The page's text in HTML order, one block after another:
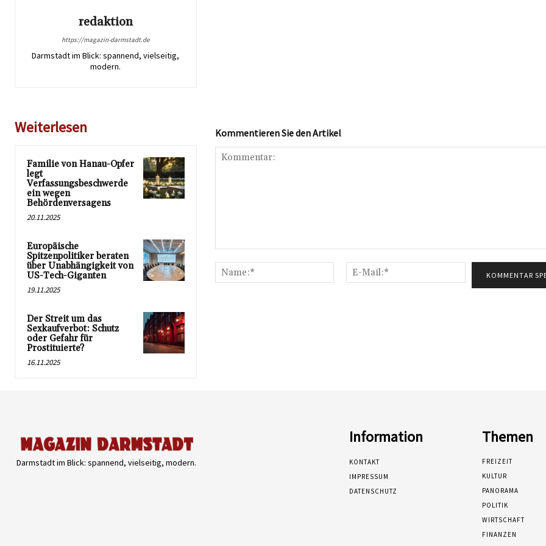
redaktion
https://magazin-darmstadt.de
Darmstadt im Blick: spannend, vielseitig,
modern.
Weiterlesen
Familie von Hanau-Opfer
legt
Verfassungsbeschwerde
ein wegen
Behördenversagens
20.11.2025
Europäische
Spitzenpolitiker beraten
über Unabhängigkeit von
US-Tech-Giganten
19.11.2025
Der Streit um das
Sexkaufverbot: Schutz
oder Gefahr für
Prostituierte?
16.11.2025
Kommentieren Sie den Artikel
Name:*
Mail:*
Darmstadt im Blick: spannend, vielseitig, modern.
Information
KONTAKT
IMPRESSUM
DATENSCHUTZ
Themen
FREIZEIT
KULTUR
PANORAMA
POLITIK
WIRTSCHAFT
FINANZEN